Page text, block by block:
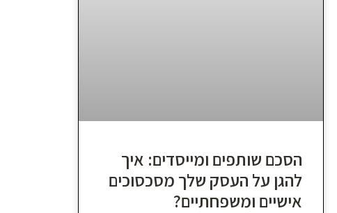
הסכם שותפים ומייסדים: איך
להגן על העסק שלך מסכסוכים
אישיים ומשפחתיים?